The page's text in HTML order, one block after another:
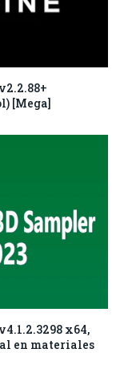
[Mega]
x64,
en materiales